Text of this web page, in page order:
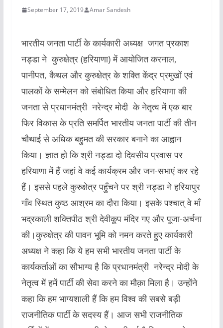
September 17, 2019 Amar Sandesh
भारतीय जनता पार्टी के कार्यकारी अध्यक्ष जगत प्रकाश
नड्डा ने कुरुक्षेत्र (हरियाणा) में आयोजित करनाल,
पानीपत, कैथल और कुरुक्षेत्र के शक्ति केंद्र प्रमुखों एवं
पालकों के सम्मेलन को संबोधित किया और हरियाणा की
जनता से प्रधानमंत्री नरेन्द्र मोदी के नेतृत्व में एक बार
फिर विकास के प्रति समर्पित भारतीय जनता पार्टी की तीन
चौथाई से अधिक बहुमत की सरकार बनाने का आह्वान
किया। ज्ञात हो कि श्री नड्डा दो दिवसीय प्रवास पर
हरियाणा में हैं जहां वे कई कार्यक्रम और जन-सभाएं कर रहे
हैं। इससे पहले कुरुक्षेत्र पहुँचने पर श्री नड्डा ने हरियापुर
गाँव स्थित कुष्ठ आश्रम का दौरा किया। इसके पश्चात् वे माँ
भद्रकाली शक्तिपीठ श्री देवीकूप मंदिर गए और पूजा-अर्चना
की।कुरुक्षेत्र की पावन भूमि को नमन करते हुए कार्यकारी
अध्यक्ष ने कहा कि ये हम सभी भारतीय जनता पार्टी के
कार्यकर्ताओं का सौभाग्य है कि प्रधानमंत्री नरेन्द्र मोदी के
नेतृत्व में हमें पार्टी की सेवा करने का मौक़ा मिला है। उन्होंने
कहा कि हम भाग्यशाली हैं कि हम विश्व की सबसे बड़ी
राजनीतिक पार्टी के सदस्य हैं। आज सभी राजनीतिक